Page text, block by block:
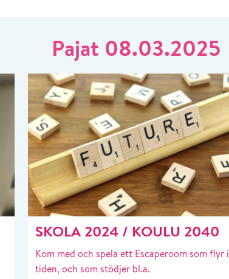
Pajat 08.03.2025
SKOLA 2024 / KOULU 2040
Kom med och spela ett Escaperoom som flyr i
tiden, och som stödjer bl.a.